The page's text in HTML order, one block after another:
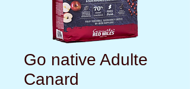
Go native Adulte
Canard